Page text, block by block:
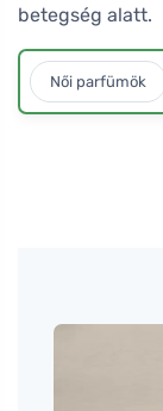
betegség alatt.
Női parfümök